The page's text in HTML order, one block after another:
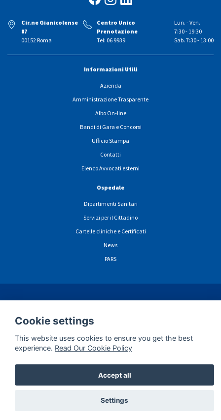
Cir.ne Gianicolense
87
00152 Roma
Centro Unico
Prenotazione
Tel: 06 9939
Lun. - Ven.
7:30 - 19:30
Sab. 7:30 - 13:00
Informazioni Utili
Azienda
Amministrazione Trasparente
Albo On-line
Bandi di Gara e Concorsi
Ufficio Stampa
Contatti
Elenco Avvocati esterni
Ospedale
Dipartimenti Sanitari
Servizi per il Cittadino
Cartelle cliniche e Certificati
News
PARS
Cookie settings
This website uses cookies to ensure you get the best
experience. Read Our Cookie Policy
Accept all
Settings